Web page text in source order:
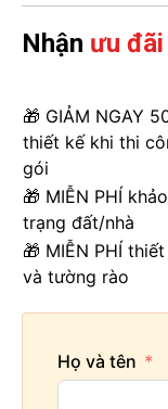
Nhận ưu
🎁 GIẢM NGAY
thiết kế khi thi
gói
🎁 MIỄN PHÍ
trạng đất/nhà
🎁 MIỄN PHÍ
và tường rào
Họ và tên